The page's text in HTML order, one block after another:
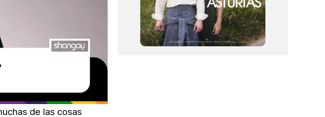
de las cosas